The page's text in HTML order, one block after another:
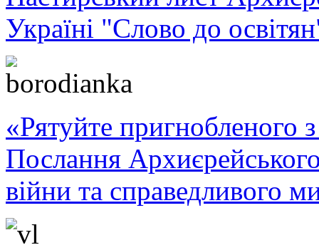
Україні "Слово до
«Рятуйте пригнобленого
Послання
війни та справедливого